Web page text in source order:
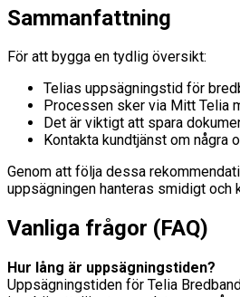
Sammanfattning
För att bygga en tydlig översikt:
Telias uppsägningstid för
Processen sker via Mitt Telia
Det är viktigt att spara
Kontakta kundtjänst om några
Genom att följa dessa
uppsägningen hanteras smidigt och
Vanliga frågor (FAQ)
Hur lång är uppsägningstiden?
Uppsägningstiden för Telia